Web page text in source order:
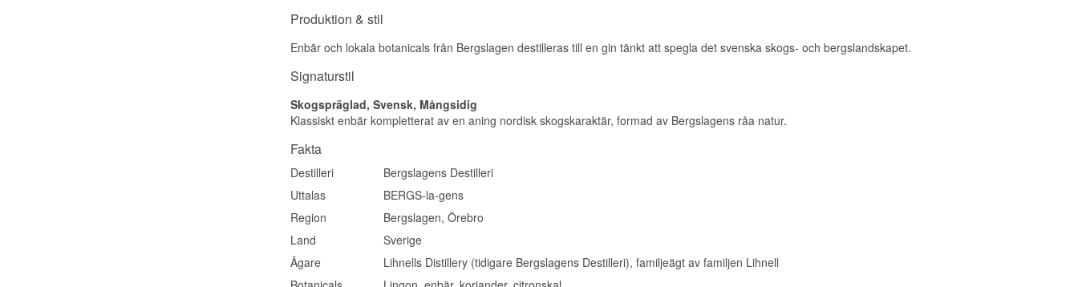
Produktion & stil
Enbär och lokala botanicals från Bergslagen destilleras till en gin tänkt att spegla det svenska skogs- och bergslandskapet.
Signaturstil
Skogspräglad, Svensk, Mångsidig
Klassiskt enbär kompletterat av en aning nordisk skogskaraktär, formad av Bergslagens råa natur.
Fakta
Destilleri
Bergslagens Destilleri
Uttalas
BERGS-la-gens
Region
Bergslagen, Örebro
Land
Sverige
Ägare
Lihnells Distillery (tidigare Bergslagens Destilleri), familjeägt av familjen Lihnell